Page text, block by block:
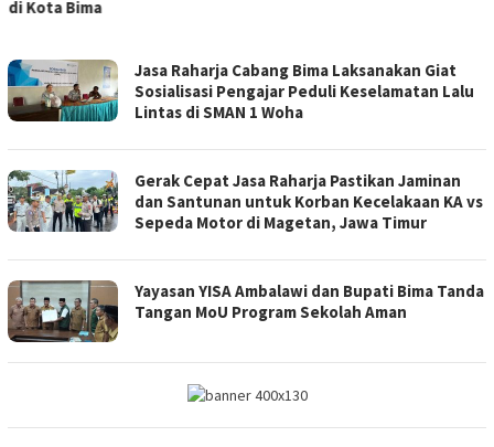
LENSA
POS
NTB
Jasa Raharja Cabang Bima Laksanakan Giat
Sosialisasi Pengajar Peduli Keselamatan Lalu
Lintas di SMAN 1 Woha
Gerak Cepat Jasa Raharja Pastikan Jaminan
dan Santunan untuk Korban Kecelakaan KA vs
Sepeda Motor di Magetan, Jawa Timur
Yayasan YISA Ambalawi dan Bupati Bima Tanda
Tangan MoU Program Sekolah Aman